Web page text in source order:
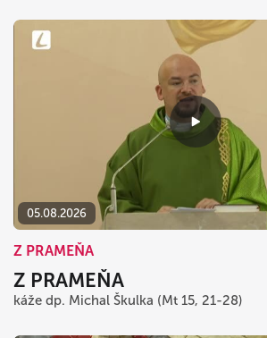
05.08.2026
Z PRAMEŇA
Z PRAMEŇA
káže dp. Michal Škulka (Mt 15, 21-28)